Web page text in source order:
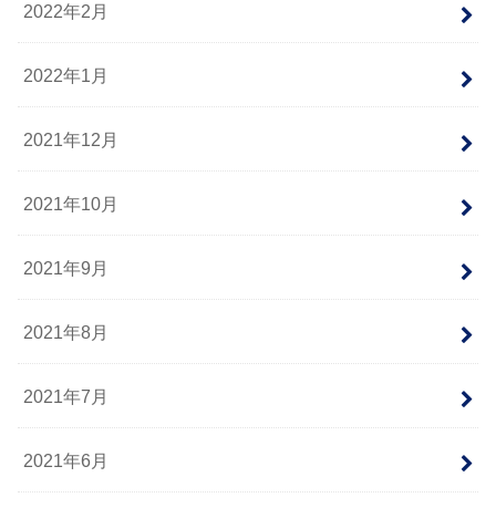
2022年2月
2022年1月
2021年12月
2021年10月
2021年9月
2021年8月
2021年7月
2021年6月